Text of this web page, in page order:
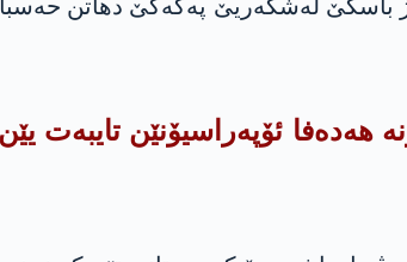
فه‌رماندار بوونه‌ هه‌ده‌فا